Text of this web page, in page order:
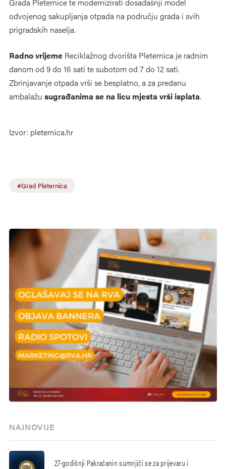
odvojenog sakupljanja otpada na području grada i svih
prigradskih naselja.
Radno vrijeme Reciklažnog dvorišta Pleternica je radnim
danom od 9 do 16 sati te subotom od 7 do 12 sati.
Zbrinjavanje otpada vrši se besplatno, a za predanu
ambalažu sugrađanima se na licu mjesta vrši isplata.
Izvor: pleternica.hr
#Grad Pleternica
NAJNOVIJE
27-godišnji Pakračanin sumnjiči se za prijevaru i